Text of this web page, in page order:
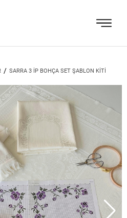
/ SARRA 3 İP BOHÇA SET ŞABLON KİTİ